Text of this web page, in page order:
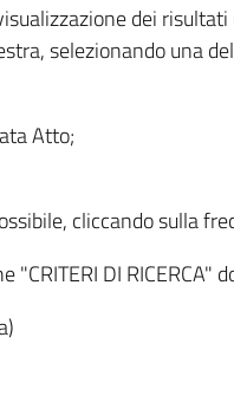
dei
selezionando una
Atto;
cliccando sulla
"CRITERI DI